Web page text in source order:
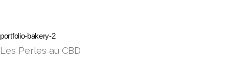
portfolio-bakery-2
Les Perles au CBD